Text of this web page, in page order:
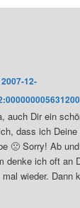
2007-12-
auch Dir ein
dass ich
🙁 Sorry! Ab
denke ich oft an
wieder. Dann